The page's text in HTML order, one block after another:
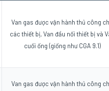
Van gas được vận hành thủ công
các thiết bị, Van đầu nối thiết bị và
cuối ống (giống như CGA 9.1)
Van gas được vận hành thủ công